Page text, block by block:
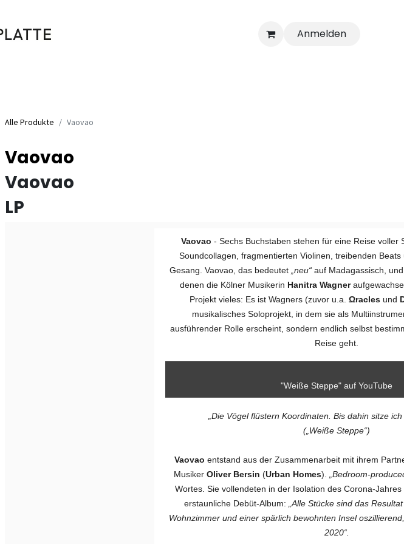
Anmelden
Alle Produkte Vaovao
Vaovao
Vaovao
LP
Vaovao - Sechs Buchstaben stehen für eine Reise voller
Soundcollagen, fragmentierten Violinen, treibenden
Gesang. Vaovao, das bedeutet „neu“ auf Madagassisch,
denen die Kölner Musikerin Hanitra Wagner
Projekt vieles: Es ist Wagners (zuvor u.a. Ωracles und
musikalisches Soloprojekt, in dem sie als
ausführender Rolle erscheint, sondern endlich selbst
Reise geht.
"Weiße Steppe" auf YouTube
„Die Vögel flüstern Koordinaten. Bis dahin sitze
(„Weiße Steppe“)
Vaovao entstand aus der Zusammenarbeit mit ihrem
Musiker Oliver Bersin (Urban Homes).
„Bedroom-
Wortes. Sie vollendeten in der Isolation des Corona-
erstaunliche Debüt-Album:
„Alle Stücke sind das
Wohnzimmer und einer spärlich bewohnten Insel
2020“.